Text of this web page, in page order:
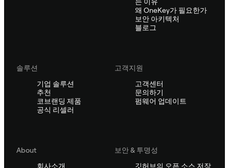
왜 OneKey가 필요한가
보안 아키텍처
블로그
솔루션
기업 솔루션
추천
코브랜딩 제품
공식 리셀러
고객지원
고객센터
문의하기
펌웨어 업데이트
About
회사소개
보안 & 투명성
깃허브의 오픈 소스 저장